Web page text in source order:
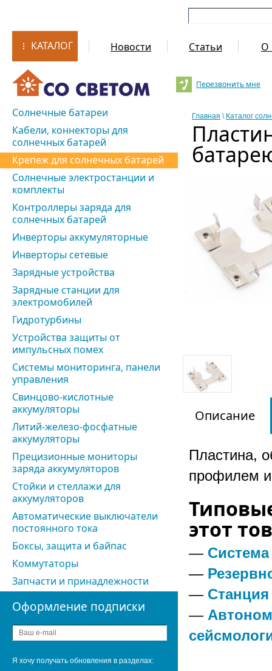
КАТАЛОГ Новости Статьи О
Перезвонить мне
Солнечные батареи
Кабели, коннекторы для
солнечных батарей
Крепеж для солнечных батарей
Солнечные электростанции и
комплекты
Контроллеры заряда для
солнечных батарей
Инверторы аккумуляторные
Инверторы сетевые
Зарядные устройства
Зарядные станции для
электромобилей
Гидротурбины
Устройства защиты от
импульсных помех
Системы мониторинга, панели
управления
Свинцово-кислотные
аккумуляторы
Литий-железо-фосфатные
аккумуляторы
Прецизионные мониторы
заряда аккумуляторов
Стойки и стеллажи для
аккумуляторов
Автоматические выключатели
постоянного тока
Боксы, защита и байпас
Коммутаторы
Запчасти и принадлежности
Оформление подписки
Я хочу получать обновления в разделах:
Главная \ Каталог
Описание
Пластина,
профилем и
этот
—
—
—
—